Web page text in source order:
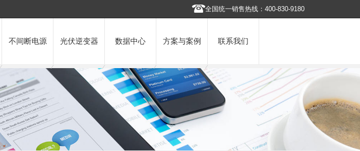
全国统一销售热线：400-830-9180
不间断电源 光伏逆变器 数据中心 方案与案例 联系我们